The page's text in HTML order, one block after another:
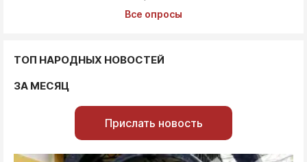
Все опросы
ТОП НАРОДНЫХ НОВОСТЕЙ
ЗА МЕСЯЦ
Прислать новость